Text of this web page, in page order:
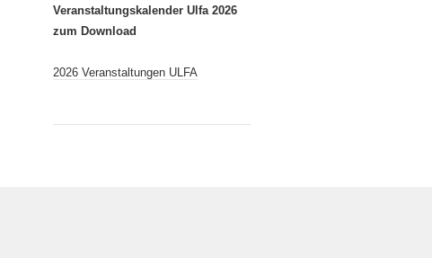
Veranstaltungskalender Ulfa 2026
zum Download
2026 Veranstaltungen ULFA